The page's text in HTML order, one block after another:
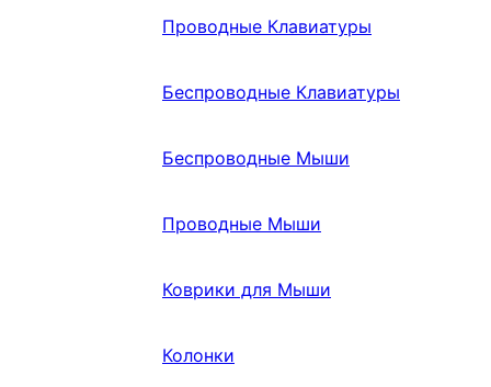
Проводные Клавиатуры
Беспроводные Клавиатуры
Беспроводные Мыши
Проводные Мыши
Коврики для Мыши
Колонки